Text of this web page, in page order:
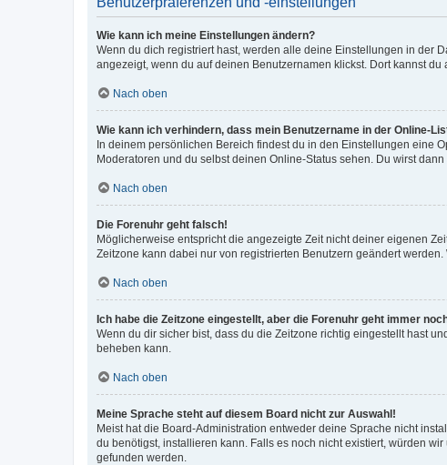
Wie kann ich meine Einstellungen ändern?
Wenn du dich registriert hast, werden alle deine Einstellungen in der
angezeigt, wenn du auf deinen Benutzernamen klickst. Dort kannst du
Nach oben
Wie kann ich verhindern, dass mein Benutzername in der Online-
In deinem persönlichen Bereich findest du in den Einstellungen eine
Moderatoren und du selbst deinen Online-Status sehen. Du wirst
Nach oben
Die Forenuhr geht falsch!
Möglicherweise entspricht die angezeigte Zeit nicht deiner eigenen
Zeitzone kann dabei nur von registrierten Benutzern geändert
Nach oben
Ich habe die Zeitzone eingestellt, aber die Forenuhr geht immer
Wenn du dir sicher bist, dass du die Zeitzone richtig eingestellt hast
beheben kann.
Nach oben
Meine Sprache steht auf diesem Board nicht zur Auswahl!
Meist hat die Board-Administration entweder deine Sprache nicht
du benötigst, installieren kann. Falls es noch nicht existiert, würden
gefunden werden.